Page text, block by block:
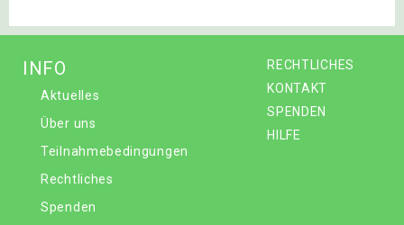
RECHTLICHES
KONTAKT
SPENDEN
HILFE
INFO
Aktuelles
Über uns
Teilnahmebedingungen
Rechtliches
Spenden